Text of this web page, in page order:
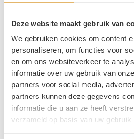
Deze website maakt gebruik van
We gebruiken cookies om content
personaliseren, om functies voor
en om ons websiteverkeer te
informatie over uw gebruik van
partners voor social media,
partners kunnen deze gegevens
informatie die u aan ze heeft
verzameld op basis van uw gebruik
tenminste afwisselen en hoef ik niet
met de verhoogde hak en de schoen
Het valt niemand op en daar ben ik
kosten vallen mee. De verzekering
aan het eerste paar vergoed, en de
Dan kan ik mijn bestaande
gebruiken. Anders heb ik er niets
bedrag dat de aanpassing kost, heb
schoenen. Nu heb ik toch vier paar
en als ik nieuwe schoenen ga